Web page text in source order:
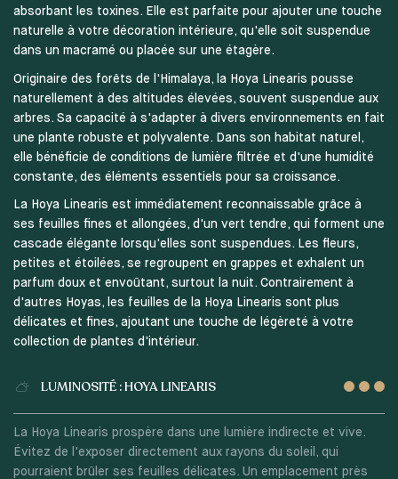
absorbant les toxines. Elle est parfaite pour ajouter une touche
naturelle à votre décoration intérieure, qu'elle soit suspendue
dans un macramé ou placée sur une étagère.
Originaire des forêts de l'Himalaya, la Hoya Linearis pousse
naturellement à des altitudes élevées, souvent suspendue aux
arbres. Sa capacité à s'adapter à divers environnements en fait
une plante robuste et polyvalente. Dans son habitat naturel,
elle bénéficie de conditions de lumière filtrée et d'une humidité
constante, des éléments essentiels pour sa croissance.
La Hoya Linearis est immédiatement reconnaissable grâce à
ses feuilles fines et allongées, d'un vert tendre, qui forment une
cascade élégante lorsqu'elles sont suspendues. Les fleurs,
petites et étoilées, se regroupent en grappes et exhalent un
parfum doux et envoûtant, surtout la nuit. Contrairement à
d'autres Hoyas, les feuilles de la Hoya Linearis sont plus
délicates et fines, ajoutant une touche de légèreté à votre
collection de plantes d'intérieur.
LUMINOSITÉ : HOYA LINEARIS
La Hoya Linearis prospère dans une lumière indirecte et vive.
Évitez de l'exposer directement aux rayons du soleil, qui
pourraient brûler ses feuilles délicates. Un emplacement près